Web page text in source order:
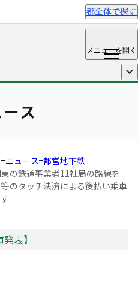
都全体で探す
メニューを開く
開く
ス
ニュース 都営地下鉄
の鉄道事業者11社局の路線を
のタッチ決済による後払い乗車
表】